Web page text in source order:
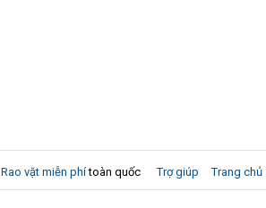
Trợ giúp Trang chủ
Rao vặt miễn phítoàn quốc